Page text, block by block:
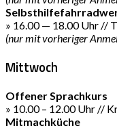
» 16.00 — 18.00 Uhr //
(nur mit vorheriger
Mittwoch
Offener Sprachkurs
» 10.00 – 12.00 Uhr //
Mitmachküche